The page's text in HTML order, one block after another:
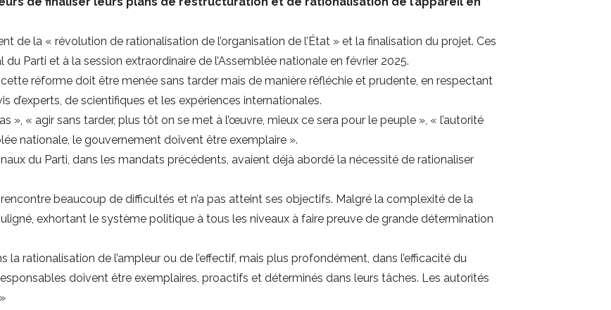
de la « révolution de rationalisation de l’organisation de l’État » et la finalisation du projet. Ces
Parti et à la session extraordinaire de l’Assemblée nationale en février 2025.
réforme doit être menée sans tarder mais de manière réfléchie et prudente, en respectant
d’experts, de scientifiques et les expériences internationales.
», « agir sans tarder, plus tôt on se met à l’œuvre, mieux ce sera pour le peuple », « l’autorité
nationale, le gouvernement doivent être exemplaire ».
du Parti, dans les mandats précédents, avaient déjà abordé la nécessité de rationaliser
beaucoup de difficultés et n’a pas atteint ses objectifs. Malgré la complexité de la
exhortant le système politique à tous les niveaux à faire preuve de grande détermination
rationalisation de l’ampleur ou de l’effectif, mais plus profondément, dans l’efficacité du
doivent être exemplaires, proactifs et déterminés dans leurs tâches. Les autorités